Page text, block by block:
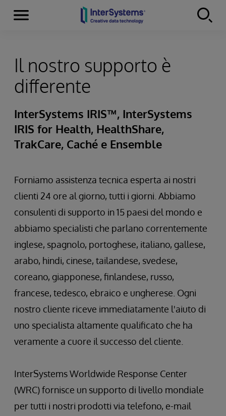
Skip to content
Menu
Il nostro supporto è
differente
InterSystems IRIS™, InterSystems
IRIS for Health, HealthShare,
TrakCare, Caché e Ensemble
Forniamo assistenza tecnica esperta ai nostri
clienti 24 ore al giorno, tutti i giorni. Abbiamo
consulenti di supporto in 15 paesi del mondo e
abbiamo specialisti che parlano correntemente
inglese, spagnolo, portoghese, italiano, gallese,
arabo, hindi, cinese, tailandese, svedese,
coreano, giapponese, finlandese, russo,
francese, tedesco, ebraico e ungherese. Ogni
nostro cliente riceve immediatamente l'aiuto di
uno specialista altamente qualificato che ha
veramente a cuore il successo del cliente.
InterSystems Worldwide Response Center
(WRC) fornisce un supporto di livello mondiale
per tutti i nostri prodotti via telefono, e-mail